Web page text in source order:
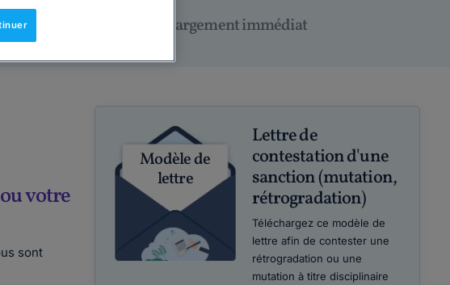
Téléchargement immédiat
votre
sont
Modèle de
lettre
Lettre de
contestation d'une
sanction (mutation,
rétrogradation)
Téléchargez ce modèle de
lettre afin de contester une
rétrogradation ou une
mutation à titre disciplinaire